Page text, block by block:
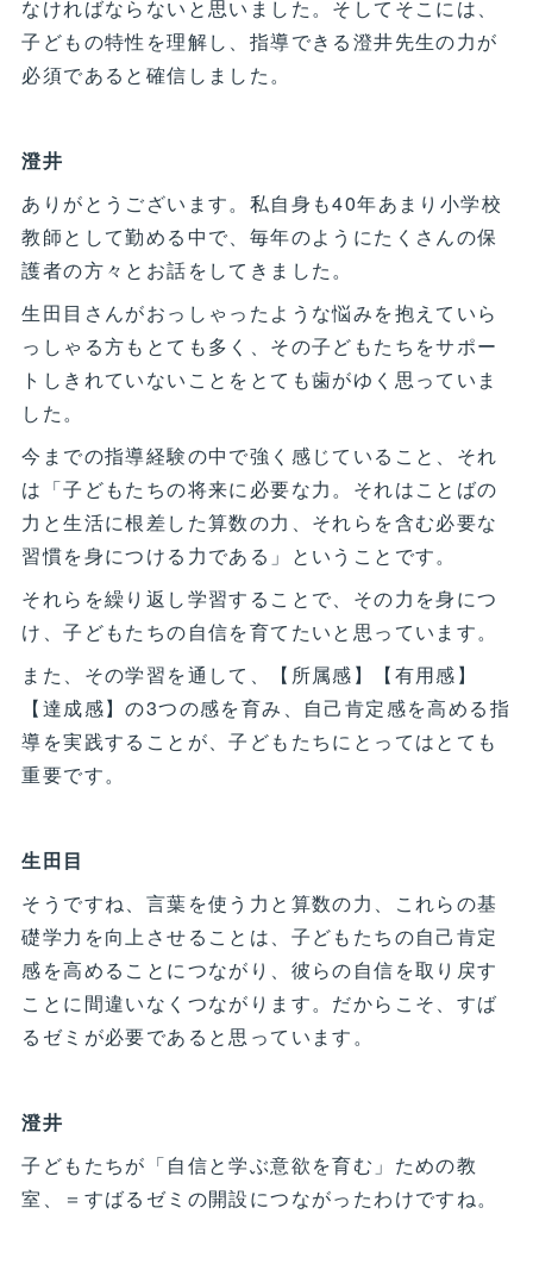
なければならないと思いました。そしてそこには、
子どもの特性を理解し、指導できる澄井先生の力が
必須であると確信しました。
澄井
ありがとうございます。私自身も40年あまり小学校
教師として勤める中で、毎年のようにたくさんの保
護者の方々とお話をしてきました。
生田目さんがおっしゃったような悩みを抱えていら
っしゃる方もとても多く、その子どもたちをサポー
トしきれていないことをとても歯がゆく思っていま
した。
今までの指導経験の中で強く感じていること、それ
は「子どもたちの将来に必要な力。それはことばの
力と生活に根差した算数の力、それらを含む必要な
習慣を身につける力である」ということです。
それらを繰り返し学習することで、その力を身につ
け、子どもたちの自信を育てたいと思っています。
また、その学習を通して、【所属感】【有用感】
【達成感】の3つの感を育み、自己肯定感を高める指
導を実践することが、子どもたちにとってはとても
重要です。
生田目
そうですね、言葉を使う力と算数の力、これらの基
礎学力を向上させることは、子どもたちの自己肯定
感を高めることにつながり、彼らの自信を取り戻す
ことに間違いなくつながります。だからこそ、すば
るゼミが必要であると思っています。
澄井
子どもたちが「自信と学ぶ意欲を育む」ための教
室、＝すばるゼミの開設につながったわけですね。